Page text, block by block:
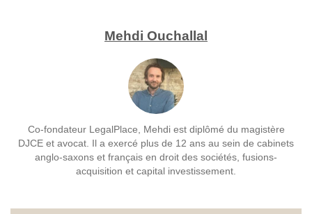
Mehdi Ouchallal
Co-fondateur LegalPlace, Mehdi est diplômé du magistère
DJCE et avocat. Il a exercé plus de 12 ans au sein de cabinets
anglo-saxons et français en droit des sociétés, fusions-
acquisition et capital investissement.